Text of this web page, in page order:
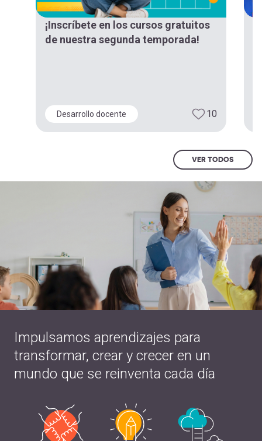
¡Inscríbete en los cursos gratuitos
de nuestra segunda temporada!
Desarrollo docente 10
VER TODOS
Impulsamos aprendizajes para
transformar, crear y crecer en un
mundo que se reinventa cada día